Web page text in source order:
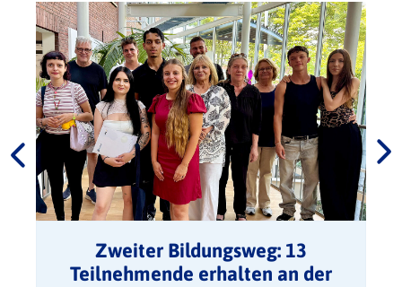
Zweiter Bildungsweg: 13
Teilnehmende erhalten an der